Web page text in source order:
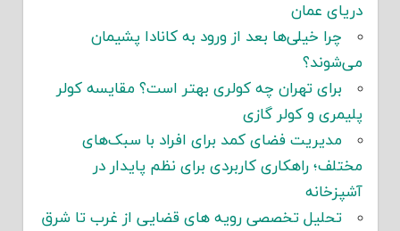
دریای عمان
چرا خیلی‌ها بعد از ورود به کانادا پشیمان
می‌شوند؟
برای تهران چه کولری بهتر است؟ مقایسه کولر
پلیمری و کولر گازی
مدیریت فضای کمد برای افراد با سبک‌های
مختلف؛ راهکاری کاربردی برای نظم پایدار در
آشپزخانه
تحلیل تخصصی رویه های قضایی از غرب تا شرق